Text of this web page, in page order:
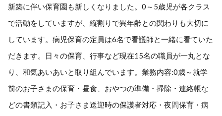
新築に伴い保育園も新しくなりました。0～5歳児が各クラス
で活動をしていますが、縦割りで異年齢との関わりも大切に
しています。病児保育の定員は6名で看護師と一緒に看ていた
だきます。日々の保育、行事など現在15名の職員が一丸とな
り、和気あいあいと取り組んでいます。業務内容:0歳～就学
前のお子さまの保育・昼食、おやつの準備・掃除・連絡帳な
どの書類記入・お子さま送迎時の保護者対応・夜間保育・病